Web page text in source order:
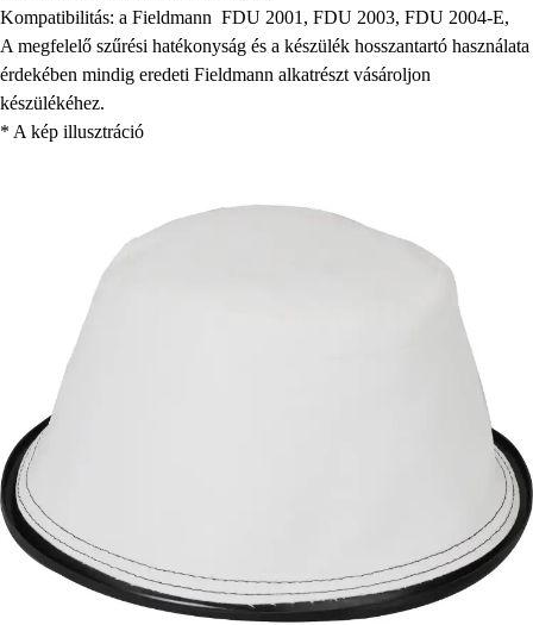
Kompatibilitás: a Fieldmann FDU 2001, FDU 2003, FDU 2004-E,
A megfelelő szűrési hatékonyság és a készülék hosszantartó használata
érdekében mindig eredeti Fieldmann alkatrészt vásároljon
készülékéhez.
* A kép illusztráció